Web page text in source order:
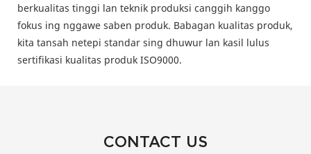
berkualitas tinggi lan teknik produksi canggih kanggo
fokus ing nggawe saben produk. Babagan kualitas produk,
kita tansah netepi standar sing dhuwur lan kasil lulus
sertifikasi kualitas produk ISO9000.
CONTACT US